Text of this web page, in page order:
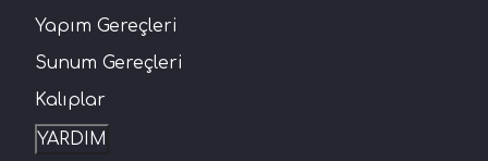
Yapım Gereçleri
Sunum Gereçleri
Kalıplar
YARDIM